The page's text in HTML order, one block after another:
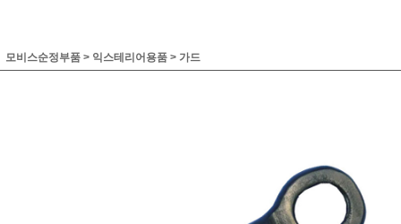
모비스순정부품 > 익스테리어용품 > 가드